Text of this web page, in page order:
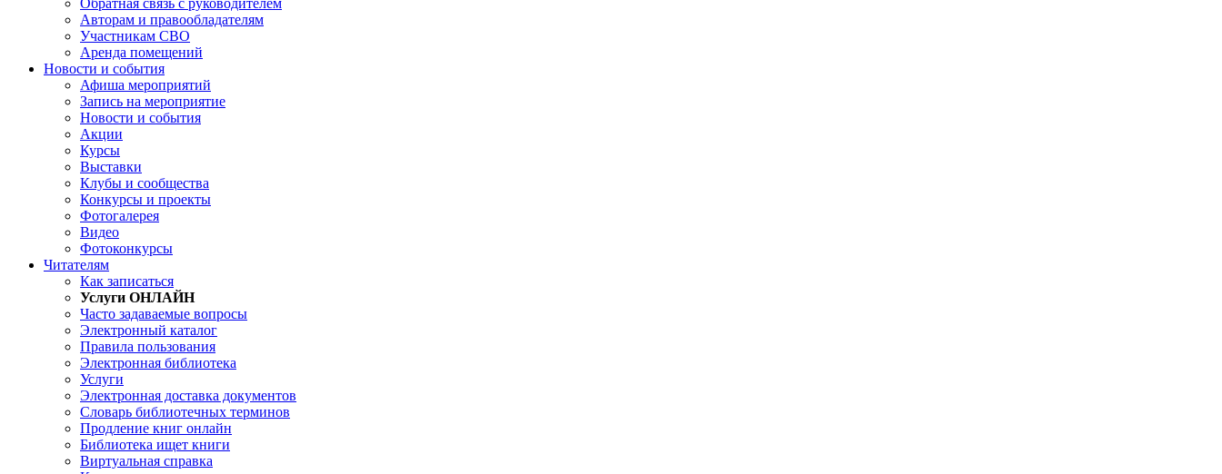
Обратная связь с руководителем
Авторам и правообладателям
Участникам СВО
Аренда помещений
Новости и события
Афиша мероприятий
Запись на мероприятие
Новости и события
Акции
Курсы
Выставки
Клубы и сообщества
Конкурсы и проекты
Фотогалерея
Видео
Фотоконкурсы
Читателям
Как записаться
Услуги ОНЛАЙН
Часто задаваемые вопросы
Электронный каталог
Правила пользования
Электронная библиотека
Услуги
Электронная доставка документов
Словарь библиотечных терминов
Продление книг онлайн
Библиотека ищет книги
Виртуальная справка